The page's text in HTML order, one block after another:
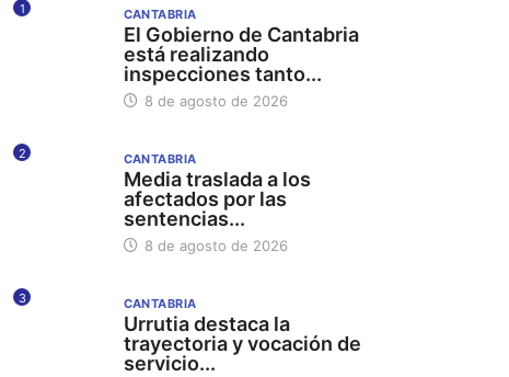
1 CANTABRIA
El Gobierno de Cantabria
está realizando
inspecciones tanto...
8 de agosto de 2026
2 CANTABRIA
Media traslada a los
afectados por las
sentencias...
8 de agosto de 2026
3 CANTABRIA
Urrutia destaca la
trayectoria y vocación de
servicio...